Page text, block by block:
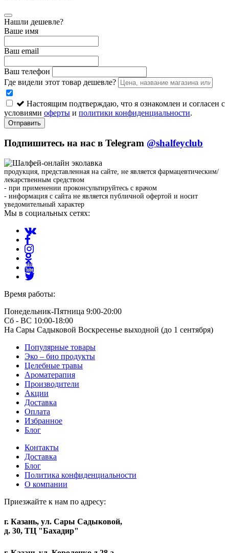
Нашли дешевле?
Ваше имя
Ваш email
Ваш телефон
Где видели этот товар дешевле?
Настоящим подтверждаю, что я ознакомлен и согласен с
условиями оферты и политики конфиденциальности.
Отправить
Подпишитесь на нас в Telegram @shalfeyclub
продукция, представленная на сайте, не является фармацевтическим/
лекарственным средством
- при применении проконсультируйтесь с врачом
- информация с сайта не является публичной офертой и носит
уведомительный характер
Мы в социальных сетях:
Время работы:
Понедельник-Пятница 9:00-20:00
Сб - ВС 10:00-18:00
На Сары Садыковой Воскресенье выходной (до 1 сентября)
Популярные товары
Эко – био продукты
Целебные травы
Ароматерапия
Производители
Акции
Доставка
Оплата
Избранное
Блог
Контакты
Доставка
Блог
Политика конфиденциальности
О компании
Приезжайте к нам по адресу:
г. Казань, ул. Сары Садыковой,
д. 30, ТЦ "Бахадир"